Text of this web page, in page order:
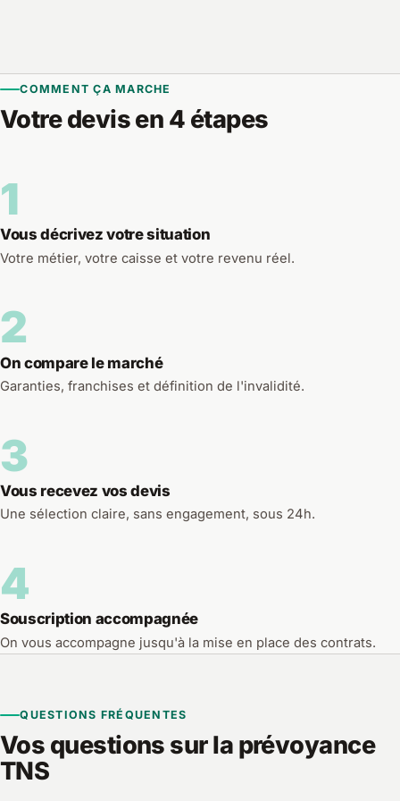
COMMENT ÇA MARCHE
Votre devis en 4 étapes
1
Vous décrivez votre situation
Votre métier, votre caisse et votre revenu réel.
2
On compare le marché
Garanties, franchises et définition de l'invalidité.
3
Vous recevez vos devis
Une sélection claire, sans engagement, sous 24h.
4
Souscription accompagnée
On vous accompagne jusqu'à la mise en place des contrats.
QUESTIONS FRÉQUENTES
Vos questions sur la prévoyance
TNS